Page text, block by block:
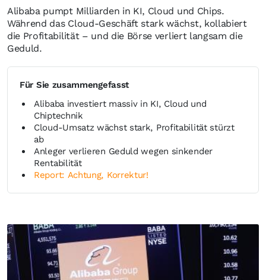
Alibaba pumpt Milliarden in KI, Cloud und Chips.
Während das Cloud-Geschäft stark wächst, kollabiert
die Profitabilität – und die Börse verliert langsam die
Geduld.
Für Sie zusammengefasst
Alibaba investiert massiv in KI, Cloud und
Chiptechnik
Cloud-Umsatz wächst stark, Profitabilität stürzt
ab
Anleger verlieren Geduld wegen sinkender
Rentabilität
Report: Achtung, Korrektur!